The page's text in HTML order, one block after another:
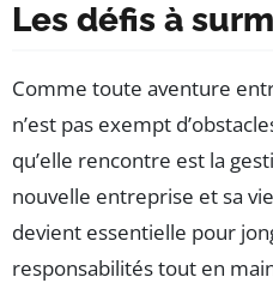
Les défis à
Comme toute aventure
n’est pas exempt
qu’elle rencontre est la
nouvelle entreprise et sa
devient essentielle pour
responsabilités tout en